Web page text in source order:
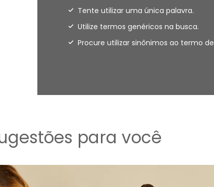
Tente utilizar uma única palavra.
Utilize termos genéricos na busca.
Procure utilizar sinônimos ao termo
para você